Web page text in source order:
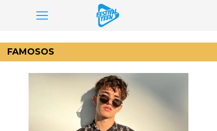
para
o
conteúdo
FAMOSOS